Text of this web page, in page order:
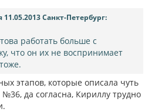
Санкт-Петербург:
работать больше с
что он их не воспринимает
этапов, которые описала чуть
да согласна, Кириллу трудно